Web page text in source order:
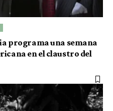
programa una semana
en el claustro del